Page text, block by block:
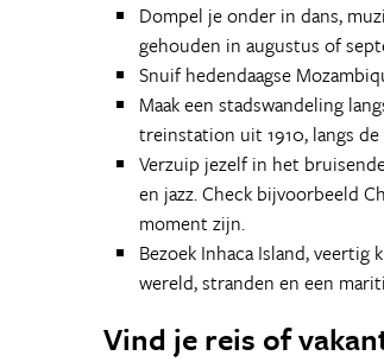
Dompel je onder in dans,
gehouden in augustus of
Snuif hedendaagse
Maak een stadswandeling
treinstation uit 1910, langs
Verzuip jezelf in het
en jazz. Check bijvoorbeeld
moment zijn.
Bezoek Inhaca Island,
wereld, stranden en een
Vind je reis of